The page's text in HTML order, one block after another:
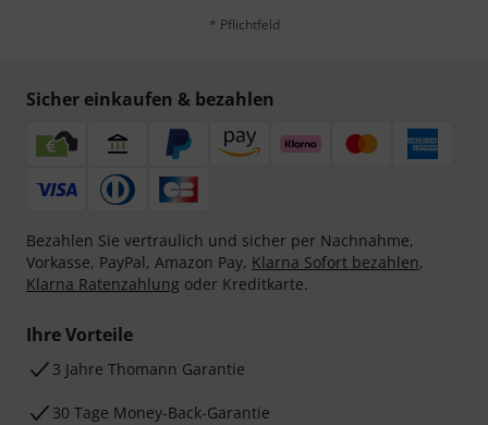
* Pflichtfeld
Sicher einkaufen & bezahlen
Bezahlen Sie vertraulich und sicher per Nachnahme,
Vorkasse, PayPal, Amazon Pay, Klarna Sofort bezahlen,
Klarna Ratenzahlung oder Kreditkarte.
Ihre Vorteile
3 Jahre Thomann Garantie
30 Tage Money-Back-Garantie